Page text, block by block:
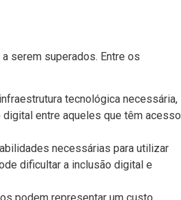
serem superados. Entre os
tecnológica necessária,
entre aqueles que têm acesso
necessárias para utilizar
dificultar a inclusão digital e